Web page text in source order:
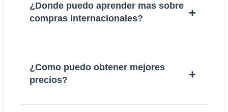
¿Donde puedo aprender mas sobre
compras internacionales?
¿Como puedo obtener mejores
precios?